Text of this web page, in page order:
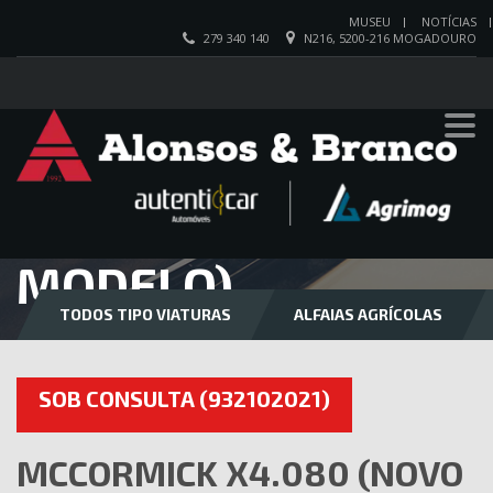
MUSEU
NOTÍCIAS
N216, 5200-216 MOGADOURO
279 340 140
MCCORMICK
X4.080 (NOVO
MODELO)
TODOS TIPO VIATURAS ALFAIAS AGRÍCOLAS
SOB CONSULTA (932102021)
MCCORMICK X4.080 (NOVO